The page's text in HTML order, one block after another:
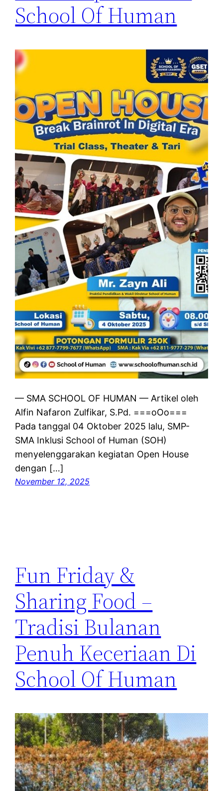
School Of Human
— SMA SCHOOL OF HUMAN — Artikel oleh
Alfin Nafaron Zulfikar, S.Pd. ===oOo===
Pada tanggal 04 Oktober 2025 lalu, SMP-
SMA Inklusi School of Human (SOH)
menyelenggarakan kegiatan Open House
dengan […]
November 12, 2025
Fun Friday &
Sharing Food –
Tradisi Bulanan
Penuh Keceriaan Di
School Of Human